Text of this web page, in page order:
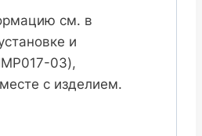
см. в
и
03),
с изделием.